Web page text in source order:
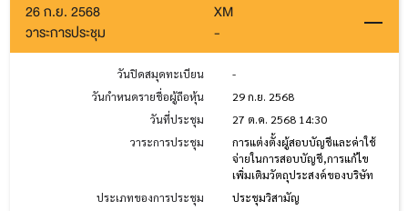
26 ก.ย. 2568
XM
วาระการประชุม
-
วันปิดสมุดทะเบียน
-
วันกำหนดรายชื่อผู้ถือหุ้น
29 ก.ย. 2568
วันที่ประชุม
27 ต.ค. 2568 14:30
วาระการประชุม
การแต่งตั้งผู้สอบบัญชีและค่าใช้
จ่ายในการสอบบัญชี,การแก้ไข
เพิ่มเติมวัตถุประสงค์ของบริษัท
ประเภทของการประชุม
ประชุมวิสามัญ